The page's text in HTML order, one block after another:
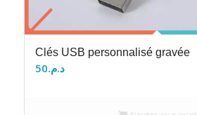
Clés USB personnalisé gravée
د.م.50